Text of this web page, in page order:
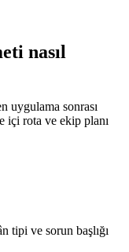
nasıl
uygulama sonrası
içi rota ve ekip planı
tipi ve sorun başlığı